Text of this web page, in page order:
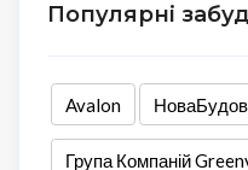
Популярні
Avalon
Група Компаній